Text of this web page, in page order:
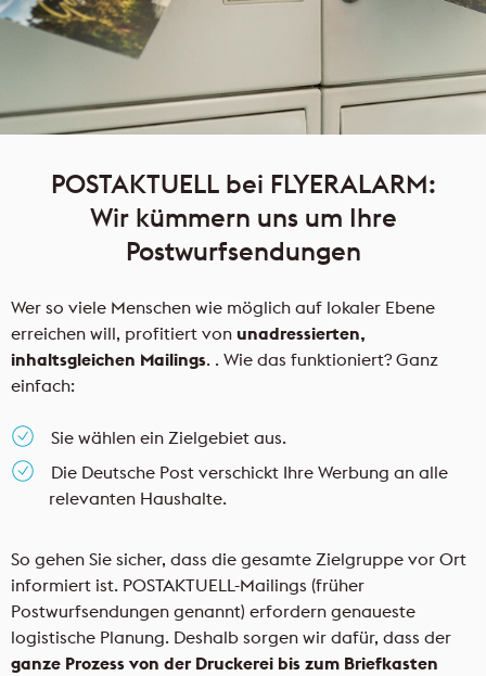
POSTAKTUELL bei FLYERALARM:
Wir kümmern uns um Ihre
Postwurfsendungen
Wer so viele Menschen wie möglich auf lokaler Ebene
erreichen will, profitiert von unadressierten,
inhaltsgleichen Mailings. . Wie das funktioniert? Ganz
einfach:
Sie wählen ein Zielgebiet aus.
Die Deutsche Post verschickt Ihre Werbung an alle
relevanten Haushalte.
So gehen Sie sicher, dass die gesamte Zielgruppe vor Ort
informiert ist. POSTAKTUELL-Mailings (früher
Postwurfsendungen genannt) erfordern genaueste
logistische Planung. Deshalb sorgen wir dafür, dass der
ganze Prozess von der Druckerei bis zum Briefkasten